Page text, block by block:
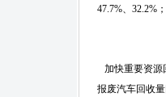
47.7%、32.2%
加快重要资源
报废汽车回收